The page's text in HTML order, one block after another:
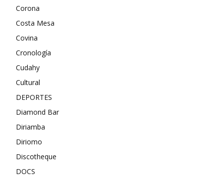
Corona
Costa Mesa
Covina
Cronología
Cudahy
Cultural
DEPORTES
Diamond Bar
Diriamba
Diriomo
Discotheque
DOCS